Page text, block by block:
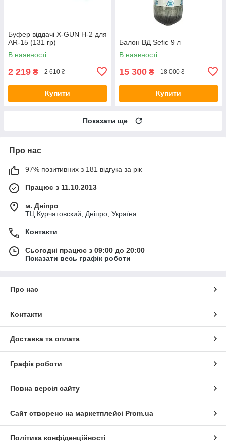
Буфер віддачі X-GUN H-2 для
AR-15 (131 гр)
В наявності
2 219 ₴ 2 610 ₴
Купити
Балон ВД Sefic 9 л
В наявності
15 300 ₴ 18 000 ₴
Купити
Показати ще
Про нас
97% позитивних з 181 відгука за рік
Працює з 11.10.2013
м. Дніпро
ТЦ Курчатовский, Дніпро, Україна
Контакти
Сьогодні працює з 09:00 до 20:00
Показати весь графік роботи
Про нас
Контакти
Доставка та оплата
Графік роботи
Повна версія сайту
Сайт створено на маркетплейсі Prom.ua
Політика конфіденційності